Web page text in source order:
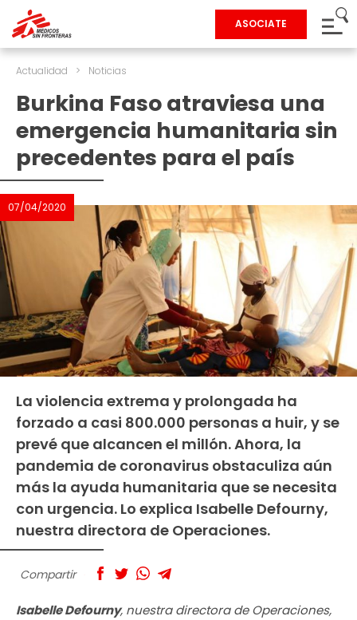
ASOCIATE
Actualidad > Noticias
Burkina Faso atraviesa una
emergencia humanitaria sin
precedentes para el país
07/04/2020
La violencia extrema y prolongada ha
forzado a casi 800.000 personas a huir, y se
prevé que alcancen el millón. Ahora, la
pandemia de coronavirus obstaculiza aún
más la ayuda humanitaria que se necesita
con urgencia. Lo explica Isabelle Defourny,
nuestra directora de Operaciones.
Compartir
Isabelle Defourny, nuestra directora de Operaciones,